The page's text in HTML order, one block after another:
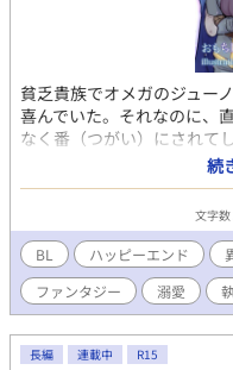
貧乏貴族でオメガのジュー
喜んでいた。それなのに、
なく番（つがい）にされて
叫ぶしかない。 「ふざけ
たかっただけの婿入りは、
ファ×貧乏オメガ 別サイ
品。 ゆるっとファンタジー
す。深く考えずに楽しんで
はpome村さん(X
続
文字
BL ハッピーエンド
ファンタジー
溺愛
長編 連載中 R15